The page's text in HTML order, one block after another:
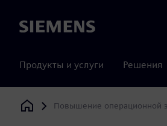
Siemens
Продукты и услуги Решения
Siemens Digital Industries Software
Повышение операционной